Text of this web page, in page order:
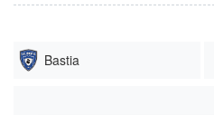
Bastia